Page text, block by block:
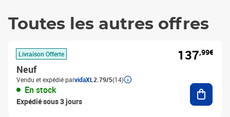
Toutes les autres offres
Livraison Offerte
Neuf
Vendu et expédié parvidaXL 2.79/5(14)
En stock
Expédié sous 3 jours
137,99€